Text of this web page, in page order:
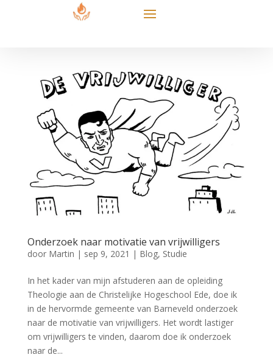
Onderzoek naar motivatie van vrijwilligers
door Martin | sep 9, 2021 | Blog, Studie
In het kader van mijn afstuderen aan de opleiding
Theologie aan de Christelijke Hogeschool Ede, doe ik
in de hervormde gemeente van Barneveld onderzoek
naar de motivatie van vrijwilligers. Het wordt lastiger
om vrijwilligers te vinden, daarom doe ik onderzoek
naar de...